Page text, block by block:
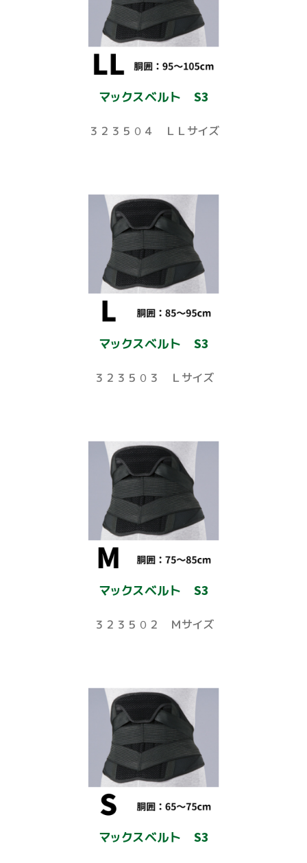
マックスベルト S3
３２３５０４ ＬＬサイズ
マックスベルト S3
３２３５０３ Ｌサイズ
マックスベルト S3
３２３５０２ Ｍサイズ
マックスベルト S3